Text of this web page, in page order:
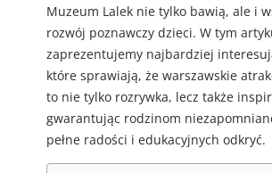
Muzeum Lalek nie tylko bawią, ale i
rozwój poznawczy dzieci. W tym
zaprezentujemy najbardziej
które sprawiają, że warszawskie
to nie tylko rozrywka, lecz także
gwarantując rodzinom
pełne radości i edukacyjnych odkryć.